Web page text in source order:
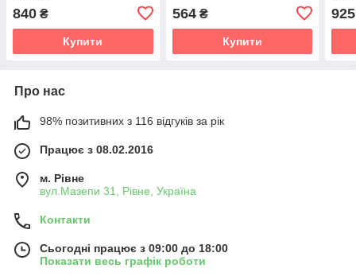
840 ₴
Купити
564₴
Купити
925
Про нас
98% позитивних з 116 відгуків за рік
Працює з 08.02.2016
м. Рівне
вул.Мазепи 31, Рівне, Україна
Контакти
Сьогодні працює з 09:00 до 18:00
Показати весь графік роботи